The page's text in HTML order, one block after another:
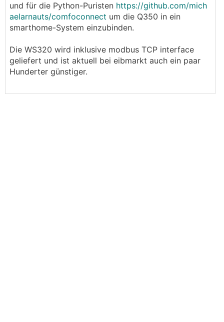
und für die Python-Puristen https://github.com/mich
aelarnauts/comfoconnect um die Q350 in ein
smarthome-System einzubinden.
Die WS320 wird inklusive modbus TCP interface
geliefert und ist aktuell bei eibmarkt auch ein paar
Hunderter günstiger.